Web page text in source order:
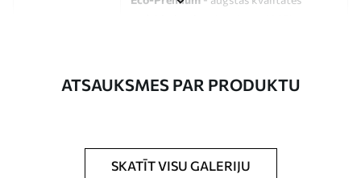
Jūs varat pievienot lakas pārklājumu.
ATSAUKSMES PAR PRODUKTU
SKATĪT VISU GALERIJU